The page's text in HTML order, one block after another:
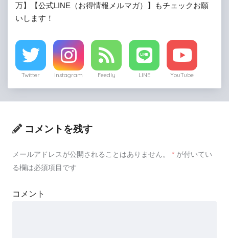
万】【公式LINE（お得情報メルマガ）】もチェックお願
いします！
Twitter Instagram Feedly LINE YouTube
コメントを残す
メールアドレスが公開されることはありません。 * が付いてい
る欄は必須項目です
コメント